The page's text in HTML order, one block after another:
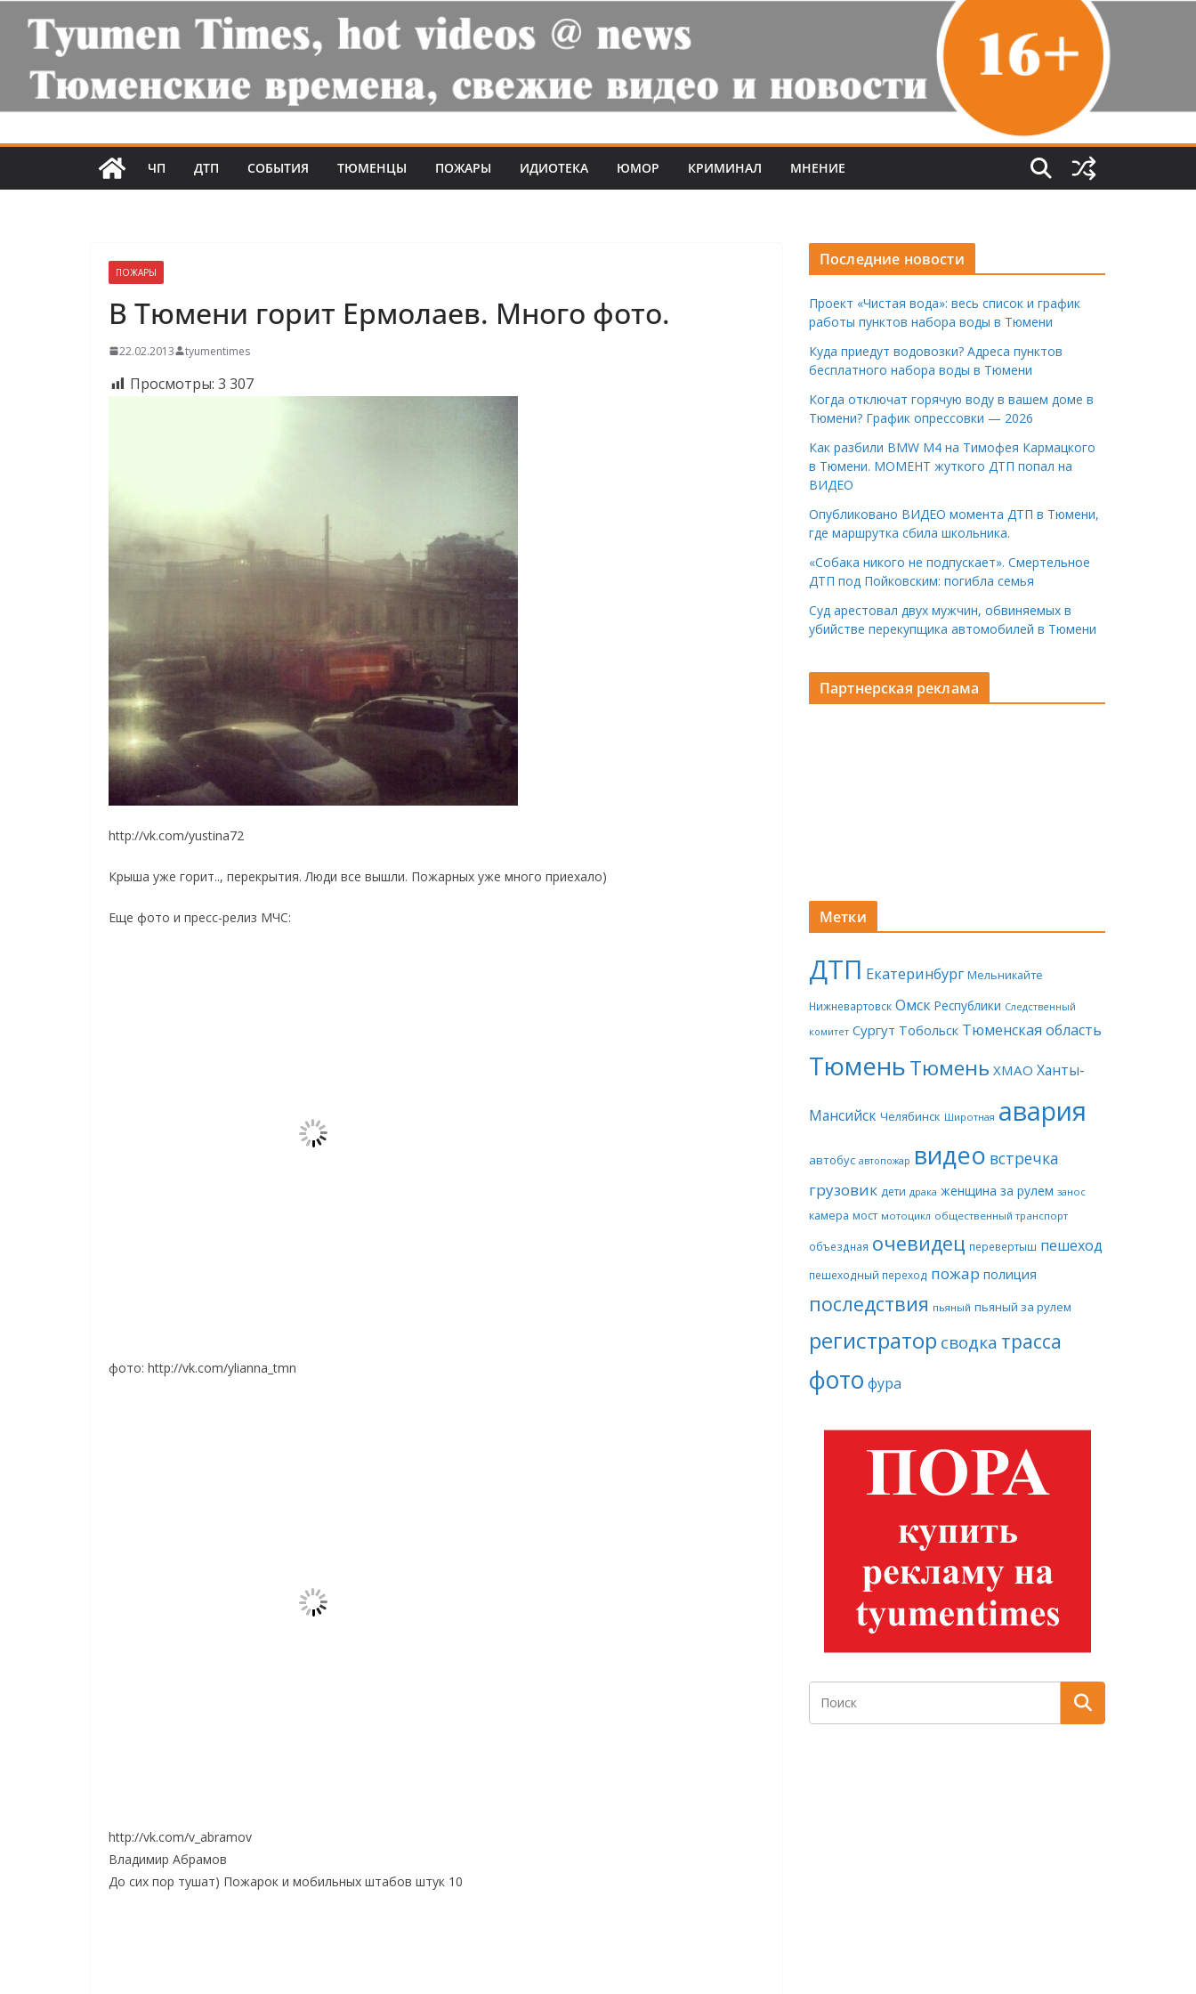
ЧП ДТП СОБЫТИЯ ТЮМЕНЦЫ ПОЖАРЫ ИДИОТЕКА ЮМОР КРИМИНАЛ МНЕНИЕ
ПОЖАРЫ
В Тюмени горит Ермолаев. Много фото.
22.02.2013 tyumentimes
Просмотры: 3 307
http://vk.com/yustina72
Крыша уже горит.., перекрытия. Люди все вышли. Пожарных уже много приехало)
Еще фото и пресс-релиз МЧС:
Последние новости
Проект «Чистая вода»: весь список и график
работы пунктов набора воды в Тюмени
Куда приедут водовозки? Адреса пунктов
бесплатного набора воды в Тюмени
Когда отключат горячую воду в вашем доме в
Тюмени? График опрессовки — 2026
Как разбили BMW M4 на Тимофея Кармацкого
в Тюмени. МОМЕНТ жуткого ДТП попал на
ВИДЕО
Опубликовано ВИДЕО момента ДТП в Тюмени,
где маршрутка сбила школьника.
«Собака никого не подпускает». Смертельное
ДТП под Пойковским: погибла семья
Суд арестовал двух мужчин, обвиняемых в
убийстве перекупщика автомобилей в Тюмени
Партнерская реклама
Метки
ДТП Екатеринбург Мельникайте
Нижневартовск Омск Республики Следственный
комитет Сургут Тобольск Тюменская область
ТюменьТюмень ХМАО Ханты-
Мансийск Челябинск Широтная авария
автобус автопожар видео встречка
грузовик дети драка женщина за рулем занос
камера мост мотоцикл общественный транспорт
объездная очевидец перевертыш пешеход
пешеходный переход пожар полиция
последствия пьяный пьяный за рулем
регистратор сводка трасса
фото фура